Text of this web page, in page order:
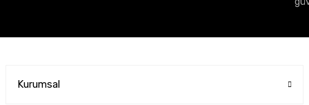
Kurumsal